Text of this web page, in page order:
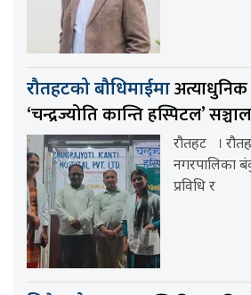
रौतहटको बौधिमाईमा
‘चन्द्रज्योति कान्ति हस्पिटल’
रौतहट ।
नगरपालिका
प्रविधि र